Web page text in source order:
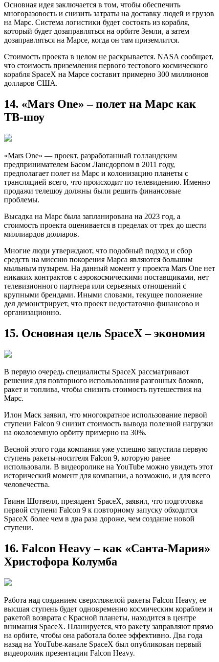
Основная идея заключается в том, чтобы обеспечить
многоразовость и снизить затраты на доставку людей и грузов
на Марс. Система логистики будет состоять из корабля,
который будет дозаправляться на орбите Земли, а затем
дозаправляться на Марсе, когда он там приземлится.
Стоимость проекта в целом не раскрывается. NASA сообщает,
что стоимость приземления первого тестового космического
корабля SpaceX на Марсе составит примерно 300 миллионов
долларов США.
14. «Mars One» – полет на Марс как
ТВ-шоу
«Mars One» — проект, разработанный голландским
предпринимателем Басом Лансдорпом в 2011 году,
предполагает полет на Марс и колонизацию планеты с
трансляцией всего, что происходит по телевидению. Именно
продажи телешоу должны были решить финансовые
проблемы.
Высадка на Марс была запланирована на 2023 год, а
стоимость проекта оценивается в пределах от трех до шести
миллиардов долларов.
Многие люди утверждают, что подобный подход и сбор
средств на миссию покорения Марса являются большим
мыльным пузырем. На данный момент у проекта Mars One нет
никаких контрактов с аэрокосмическими поставщиками, нет
телевизионного партнера или серьезных отношений с
крупными брендами. Иными словами, текущее положение
дел демонстрирует, что проект недостаточно финансово и
организационно.
15. Основная цель SpaceX – экономия
В первую очередь специалисты SpaceX рассматривают
решения для повторного использования разгонных блоков,
ракет и топлива, чтобы снизить стоимость путешествия на
Марс.
Илон Маск заявил, что многократное использование первой
ступени Falcon 9 снизит стоимость вывода полезной нагрузки
на околоземную орбиту примерно на 30%.
Весной этого года компания уже успешно запустила первую
ступень ракеты-носителя Falcon 9, которую ранее
использовали. В видеоролике на YouTube можно увидеть этот
исторический момент для компании, а возможно, и для всего
человечества.
Гвинн Шотвелл, президент SpaceX, заявил, что подготовка
первой ступени Falcon 9 к повторному запуску обходится
SpaceX более чем в два раза дороже, чем создание новой
ступени.
16. Falcon Heavy – как «Санта-Мария»
Христофора Колумба
Работа над созданием сверхтяжелой ракеты Falcon Heavy, ее
высшая ступень будет одновременно космическим кораблем и
ракетой возврата с Красной планеты, находится в центре
внимания SpaceX. Планируется, что ракету заправляют прямо
на орбите, чтобы она работала более эффективно. Два года
назад на YouTube-канале SpaceX был опубликован первый
видеоролик презентации Falcon Heavy.